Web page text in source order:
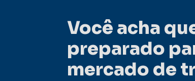
Você acha
preparado
mercado de